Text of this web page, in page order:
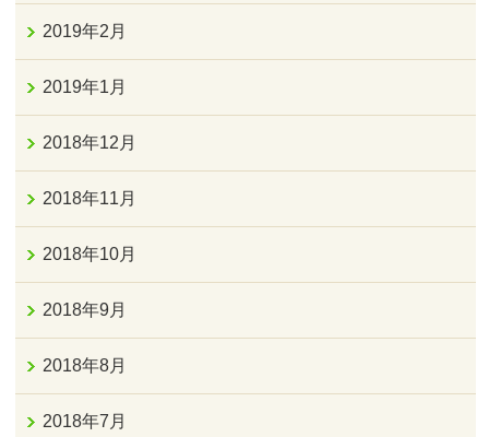
2019年2月
2019年1月
2018年12月
2018年11月
2018年10月
2018年9月
2018年8月
2018年7月